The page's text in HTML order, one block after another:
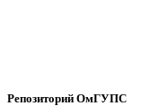
Репозиторий ОмГУПС